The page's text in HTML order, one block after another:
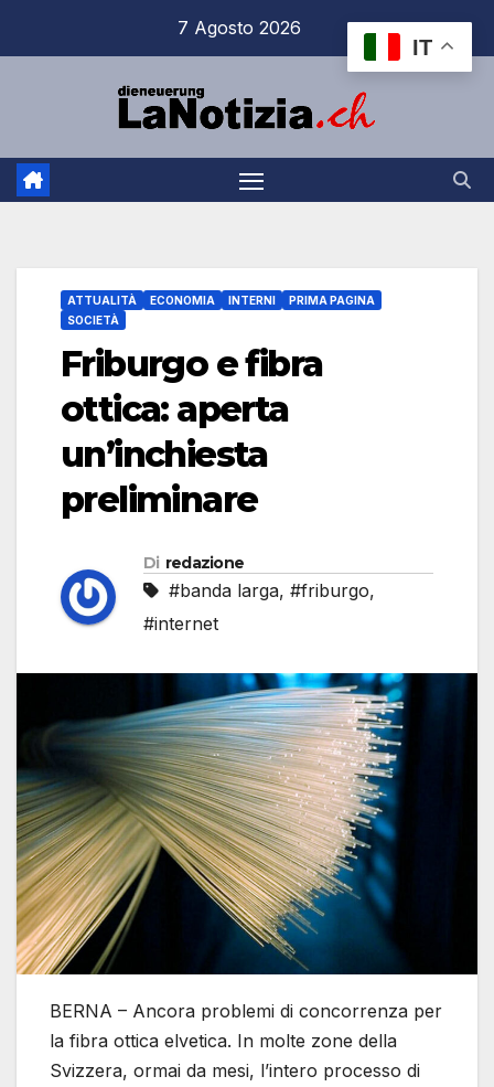
7 Agosto 2026
ATTUALITÀ ECONOMIA INTERNI
PRIMA PAGINA
SOCIETÀ
Friburgo e fibra
ottica: aperta
un’inchiesta
preliminare
Di redazione
#banda larga, #friburgo,
#internet
BERNA – Ancora problemi di concorrenza per
la fibra ottica elvetica. In molte zone della
Svizzera, ormai da mesi, l’intero processo di
IT